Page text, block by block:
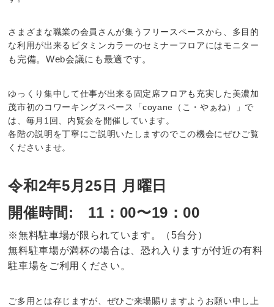
さまざまな職業の会員さんが集うフリースペースから、多目的
な利用が出来るビタミンカラーのセミナーフロアにはモニター
も 完備。Web会議にも最適です。
ゆっくり集中して仕事が出来る固定席フロアも充実した美濃加
茂市初のコワーキングスペース「coyane（こ・やぁね）」で
は、毎月1回、内覧会を開催しています。
各階の説明を丁寧にご説明いたしますのでこの機会にぜひご覧
くださいませ。
令和2年5月25日 月曜日
開催時間: 11 ：00〜19：00
※無料駐車場が限られています。（5台分）
無料駐車場が満杯の場合は、恐れ入りますが付近の有料
駐車場をご利用ください。
ご多用とは存じますが、ぜひご来場賜りますようお願い申し上